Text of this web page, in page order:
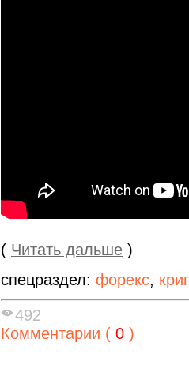
( Читать дальше )
спецраздел: форекс,
492
Комментарии ( 0 )